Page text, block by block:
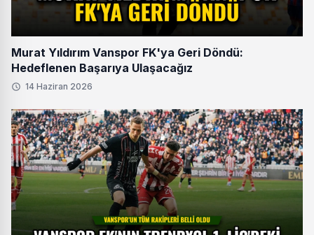
Murat Yıldırım Vanspor FK'ya Geri Döndü:
Hedeflenen Başarıya Ulaşacağız
14 Haziran 2026